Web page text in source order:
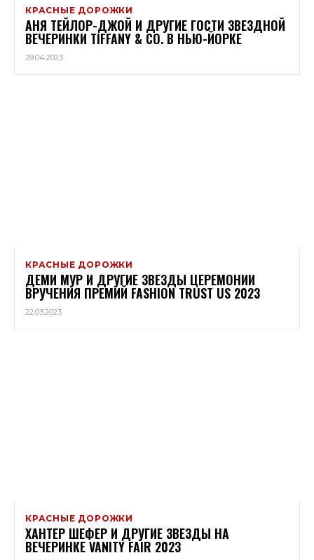
КРАСНЫЕ ДОРОЖКИ
АНЯ ТЕЙЛОР-ДЖОЙ И ДРУГИЕ ГОСТИ ЗВЕЗДНОЙ
ВЕЧЕРИНКИ TIFFANY & CO. В НЬЮ-ЙОРКЕ
28.04.2023
КРАСНЫЕ ДОРОЖКИ
ДЕМИ МУР И ДРУГИЕ ЗВЕЗДЫ ЦЕРЕМОНИИ
ВРУЧЕНИЯ ПРЕМИЙ FASHION TRUST US 2023
22.03.2023
КРАСНЫЕ ДОРОЖКИ
ХАНТЕР ШЕФЕР И ДРУГИЕ ЗВЕЗДЫ НА
ВЕЧЕРИНКЕ VANITY FAIR 2023